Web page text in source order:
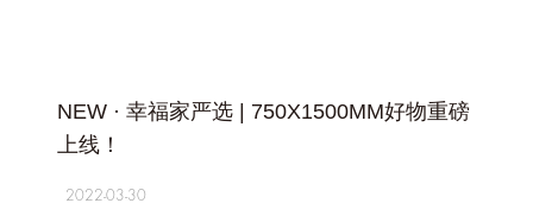
NEW · 幸福家严选 | 750X1500MM好物重磅
上线！
2022-03-30